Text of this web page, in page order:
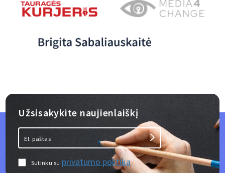
Užsisakykite naujienlaiškį
Sutinku su privatumo politika